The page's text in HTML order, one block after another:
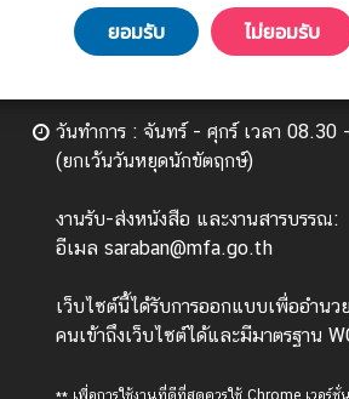
วันทำการ : จันทร์ - ศุกร์ เวลา 08.30
(ยกเว้นวันหยุดนักขัตฤกษ์)
งานรับ-ส่งหนังสือ และงานสารบรรณ:
อีเมล saraban@mfa.go.th
เว็บไซต์นี้ได้รับการออกแบบเพื่ออำนว
คนเข้าถึงเว็บไซต์ได้และมีมาตรฐาน
** เพื่อการใช้งานที่ดีที่สุดควรใช้ Chrome เวอร์
ยอมรับ ไม่ยอมรับ